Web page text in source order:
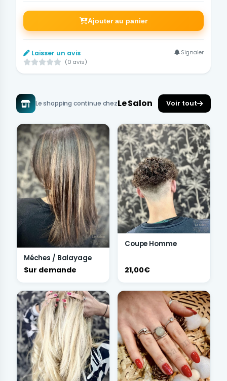
Ajouter au panier
Laisser un avis
(0 avis)
Signaler
Le shopping continue chezLe Salon Voir tout
Méches / Balayage
Sur demande
Coupe Homme
21,00€